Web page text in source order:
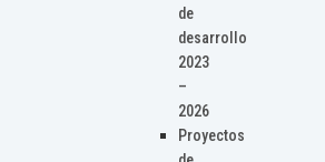
de
desarrollo
2023
–
2026
Proyectos